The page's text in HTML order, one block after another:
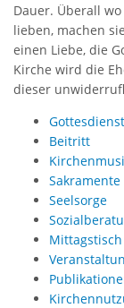
Dauer. Überall
lieben, machen
einen Liebe, die
Kirche wird die
dieser
Beitritt
Sakramente
Seelsorge
Mittagstisch